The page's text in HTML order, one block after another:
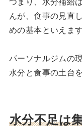
んが、食事の見直
めの基本といえます
パーソナルジムの
水分と食事の土台
水分不足は